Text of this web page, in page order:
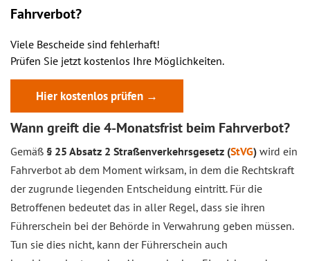
Fahrverbot?
Viele Bescheide sind fehlerhaft!
Prüfen Sie jetzt kostenlos Ihre Möglichkeiten.
Hier kostenlos prüfen →
Wann greift die 4-Monatsfrist beim Fahrverbot?
Gemäß § 25 Absatz 2 Straßenverkehrsgesetz (StVG) wird ein
Fahrverbot ab dem Moment wirksam, in dem die Rechtskraft
der zugrunde liegenden Entscheidung eintritt. Für die
Betroffenen bedeutet das in aller Regel, dass sie ihren
Führerschein bei der Behörde in Verwahrung geben müssen.
Tun sie dies nicht, kann der Führerschein auch